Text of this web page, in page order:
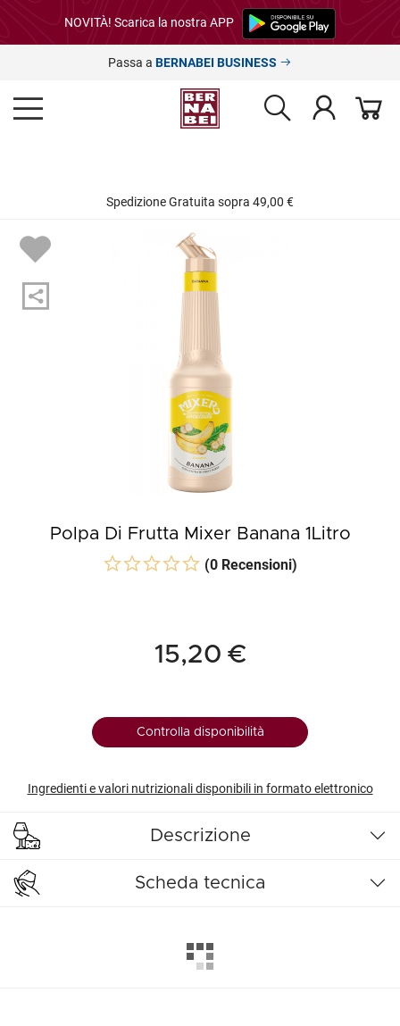
NOVITÀ! Scarica la nostra APP
Passa a BERNABEI BUSINESS
Spedizione Gratuita sopra 49,00 €
Polpa Di Frutta Mixer Banana 1Litro
(0 Recensioni)
15,20 €
Controlla disponibilità
Ingredienti e valori nutrizionali disponibili in formato elettronico
Descrizione
Scheda tecnica